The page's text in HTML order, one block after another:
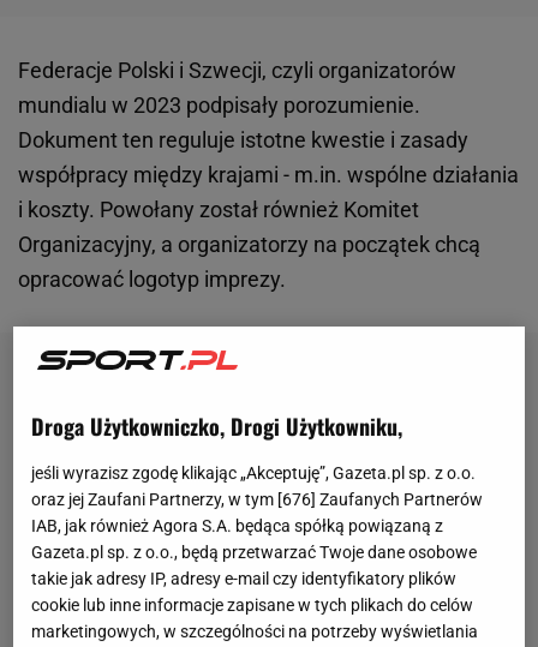
Federacje Polski i Szwecji, czyli organizatorów
mundialu w 2023 podpisały porozumienie.
Dokument ten reguluje istotne kwestie i zasady
współpracy między krajami - m.in. wspólne działania
i koszty. Powołany został również Komitet
Organizacyjny, a organizatorzy na początek chcą
opracować logotyp imprezy.
Droga Użytkowniczko, Drogi Użytkowniku,
jeśli wyrazisz zgodę klikając „Akceptuję”, Gazeta.pl sp. z o.o.
oraz jej Zaufani Partnerzy, w tym [676] Zaufanych Partnerów
IAB, jak również Agora S.A. będąca spółką powiązaną z
Gazeta.pl sp. z o.o., będą przetwarzać Twoje dane osobowe
takie jak adresy IP, adresy e-mail czy identyfikatory plików
cookie lub inne informacje zapisane w tych plikach do celów
marketingowych, w szczególności na potrzeby wyświetlania